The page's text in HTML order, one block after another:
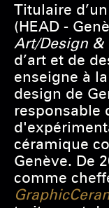
Titulaire
(HEAD -
Art/Design
d’art et de
enseigne à
design de
responsable
céramique
Genève. De
comme